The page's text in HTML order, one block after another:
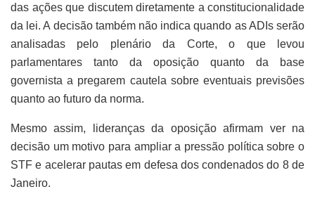
das ações que discutem diretamente a constitucionalidade
da lei. A decisão também não indica quando as ADIs serão
analisadas pelo plenário da Corte, o que levou
parlamentares tanto da oposição quanto da base
governista a pregarem cautela sobre eventuais previsões
quanto ao futuro da norma.
Mesmo assim, lideranças da oposição afirmam ver na
decisão um motivo para ampliar a pressão política sobre o
STF e acelerar pautas em defesa dos condenados do 8 de
Janeiro.